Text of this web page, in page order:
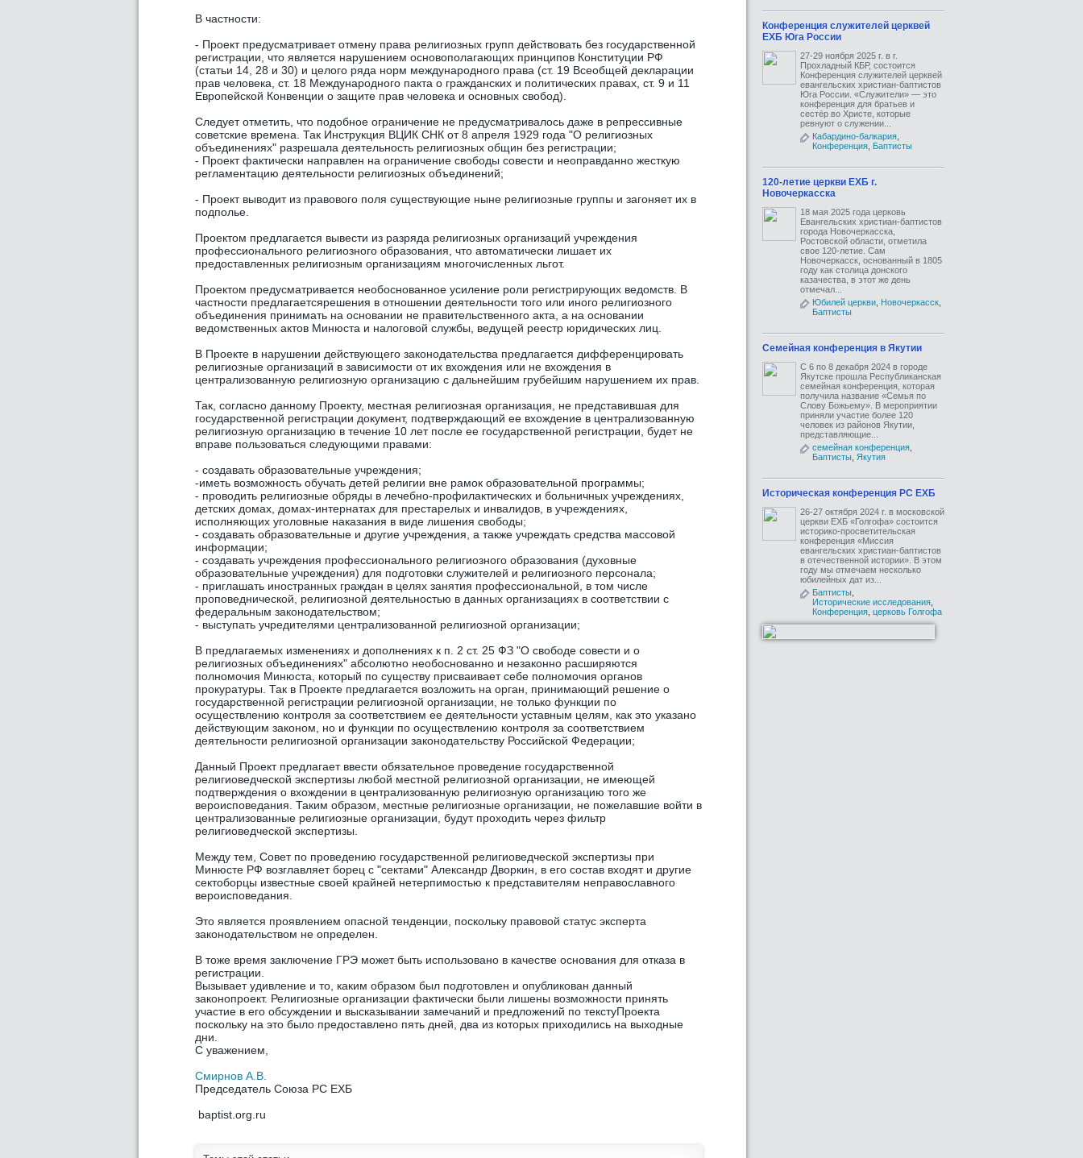
В частности:
- Проект предусматривает отмену права религиозных групп действовать без государственной
регистрации, что является нарушением основополагающих принципов Конституции РФ
(статьи 14, 28 и 30) и целого ряда норм международного права (ст. 19 Всеобщей декларации
прав человека, ст. 18 Международного пакта о гражданских и политических правах, ст. 9 и 11
Европейской Конвенции о защите прав человека и основных свобод).
Следует отметить, что подобное ограничение не предусматривалось даже в репрессивные
советские времена. Так Инструкция ВЦИК СНК от 8 апреля 1929 года "О религиозных
объединениях" разрешала деятельность религиозных общин без регистрации;
- Проект фактически направлен на ограничение свободы совести и неоправданно жесткую
регламентацию деятельности религиозных объединений;
- Проект выводит из правового поля существующие ныне религиозные группы и загоняет их в
подполье.
Проектом предлагается вывести из разряда религиозных организаций учреждения
профессионального религиозного образования, что автоматически лишает их
предоставленных религиозным организациям многочисленных льгот.
Проектом предусматривается необоснованное усиление роли регистрирующих ведомств. В
частности предлагаетсярешения в отношении деятельности того или иного религиозного
объединения принимать на основании не правительственного акта, а на основании
ведомственных актов Минюста и налоговой службы, ведущей реестр юридических лиц.
В Проекте в нарушении действующего законодательства предлагается дифференцировать
религиозные организаций в зависимости от их вхождения или не вхождения в
централизованную религиозную организацию с дальнейшим грубейшим нарушением их прав.
Так, согласно данному Проекту, местная религиозная организация, не представившая для
государственной регистрации документ, подтверждающий ее вхождение в централизованную
религиозную организацию в течение 10 лет после ее государственной регистрации, будет не
вправе пользоваться следующими правами:
- создавать образовательные учреждения;
-иметь возможность обучать детей религии вне рамок образовательной программы;
- проводить религиозные обряды в лечебно-профилактических и больничных учреждениях,
детских домах, домах-интернатах для престарелых и инвалидов, в учреждениях,
исполняющих уголовные наказания в виде лишения свободы;
- создавать образовательные и другие учреждения, а также учреждать средства массовой
информации;
- создавать учреждения профессионального религиозного образования (духовные
образовательные учреждения) для подготовки служителей и религиозного персонала;
- приглашать иностранных граждан в целях занятия профессиональной, в том числе
проповеднической, религиозной деятельностью в данных организациях в соответствии с
федеральным законодательством;
- выступать учредителями централизованной религиозной организации;
В предлагаемых изменениях и дополнениях к п. 2 ст. 25 ФЗ "О свободе совести и о
религиозных объединениях" абсолютно необоснованно и незаконно расширяются
полномочия Минюста, который по существу присваивает себе полномочия органов
прокуратуры. Так в Проекте предлагается возложить на орган, принимающий решение о
государственной регистрации религиозной организации, не только функции по
осуществлению контроля за соответствием ее деятельности уставным целям, как это указано
действующим законом, но и функции по осуществлению контроля за соответствием
деятельности религиозной организации законодательству Российской Федерации;
Данный Проект предлагает ввести обязательное проведение государственной
религиоведческой экспертизы любой местной религиозной организации, не имеющей
подтверждения о вхождении в централизованную религиозную организацию того же
вероисповедания. Таким образом, местные религиозные организации, не пожелавшие войти в
централизованные религиозные организации, будут проходить через фильтр
религиоведческой экспертизы.
Между тем, Совет по проведению государственной религиоведческой экспертизы при
Минюсте РФ возглавляет борец с "сектами" Александр Дворкин, в его состав входят и другие
сектоборцы известные своей крайней нетерпимостью к представителям неправославного
вероисповедания.
Это является проявлением опасной тенденции, поскольку правовой статус эксперта
законодательством не определен.
В тоже время заключение ГРЭ может быть использовано в качестве основания для отказа в
регистрации.
Вызывает удивление и то, каким образом был подготовлен и опубликован данный
законопроект. Религиозные организации фактически были лишены возможности принять
участие в его обсуждении и высказывании замечаний и предложений по текстуПроекта
поскольку на это было предоставлено пять дней, два из которых приходились на выходные
дни.
С уважением,
Смирнов А.В.
Председатель Союза РС ЕХБ
baptist.org.ru
Конференция служителей церквей
ЕХБ Юга России
27-29 ноября 2025 г. в г.
Прохладный КБР, состоится
Конференция служителей церквей
евангельских христиан-баптистов
Юга России. «Служители» — это
конференция для братьев и
сестёр во Христе, которые
ревнуют о служении...
Кабардино-балкария
Конференция Баптисты
120-летие церкви ЕХБ г.
Новочеркасска
18 мая 2025 года церковь
Евангельских христиан-баптистов
города Новочеркасска,
Ростовской области, отметила
свое 120-летие. Сам
Новочеркасск, основанный в 1805
году как столица донского
казачества, в этот же день
отмечал...
Юбилей церкви Новочеркасск
Баптисты
Семейная конференция в Якутии
С 6 по 8 декабря 2024 в городе
Якутске прошла Республиканская
семейная конференция, которая
получила название «Семья по
Слову Божьему». В мероприятии
приняли участие более 120
человек из районов Якутии,
представляющие...
семейная конференция
Баптисты Якутия
Историческая конференция РС ЕХБ
26-27 октября 2024 г. в московской
церкви ЕХБ «Голгофа» состоится
историко-просветительская
конференция «Миссия
евангельских христиан-баптистов
в отечественной истории». В этом
году мы отмечаем несколько
юбилейных дат из...
Баптисты
Исторические исследования
Конференция церковь Голгофа